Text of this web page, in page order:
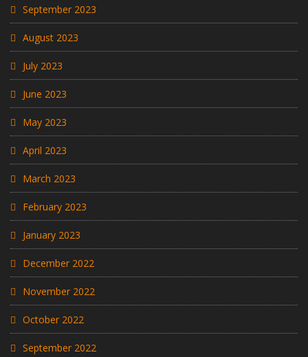
September 2023
August 2023
July 2023
June 2023
May 2023
April 2023
March 2023
February 2023
January 2023
December 2022
November 2022
October 2022
September 2022